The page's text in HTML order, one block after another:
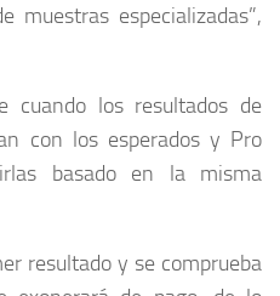
muestras especializadas”,
cuando los resultados de
con los esperados y Pro
basado en la misma
resultado y se comprueba